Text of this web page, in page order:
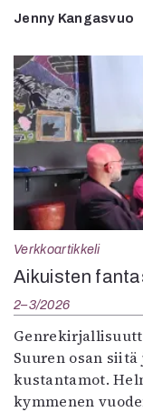
Jenny Kangasvuo
Verkkoartikkeli
Aikuisten
2–3/2026
Suuren osan
kustantamot.
kymmenen